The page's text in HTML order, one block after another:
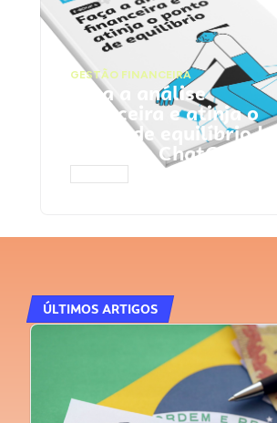
GESTÃO FINANCEIRA
Faça a análise
financeira e atinja o
ponto de equilíbrio |
Prompts ChatGPT
ÚLTIMOS ARTIGOS